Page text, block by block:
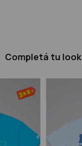
Completá tu look